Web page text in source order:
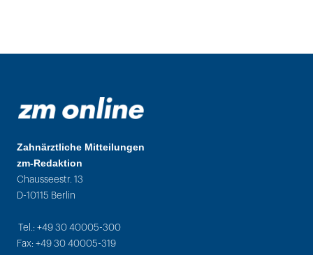
Zahnärztliche Mitteilungen
zm-Redaktion
Chausseestr. 13
D-10115 Berlin
Tel.: +49 30 40005-300
Fax: +49 30 40005-319